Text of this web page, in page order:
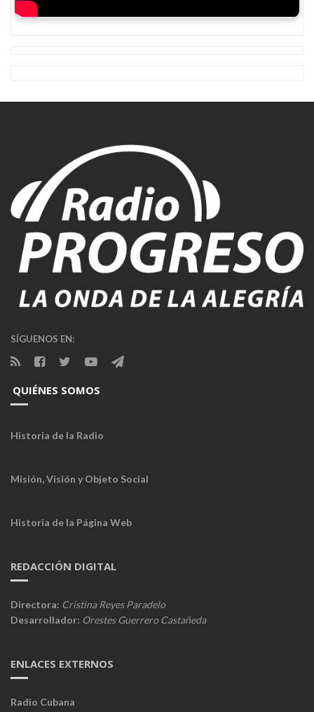
SÍGUENOS EN:
QUIÉNES SOMOS
Historia de la Radio
Misión, Visión y Objeto Social
Historia de la Página Web
REDACCIÓN DIGITAL
Directora: Cristina Reyes Paradelo
Desarrollador: Orestes Guerrero Castañeda
ENLACES EXTERNOS
Radio Cubana